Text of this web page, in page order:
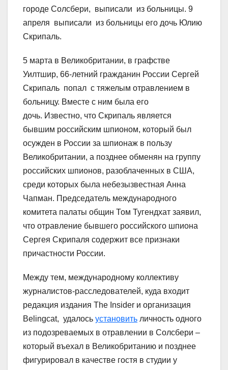
городе Солсбери, выписали из больницы. 9
апреля выписали из больницы его дочь Юлию
Скрипаль.
5 марта в Великобритании, в графстве
Уилтшир, 66-летний гражданин России Сергей
Скрипаль попал с тяжелым отравлением в
больницу. Вместе с ним была его
дочь. Известно, что Скрипаль является
бывшим российским шпионом, который был
осужден в России за шпионаж в пользу
Великобритании, а позднее обменян на группу
российских шпионов, разоблаченных в США,
среди которых была небезызвестная Анна
Чапман. Председатель международного
комитета палаты общин Том Тугендхат заявил,
что отравление бывшего российского шпиона
Сергея Скрипаля содержит все признаки
причастности России.
Между тем, международному коллективу
журналистов-расследователей, куда входит
редакция издания The Insider и организация
Belingcat, удалось установить личность одного
из подозреваемых в отравлении в Солсбери –
который въехал в Великобританию и позднее
фигурировал в качестве гостя в студии у